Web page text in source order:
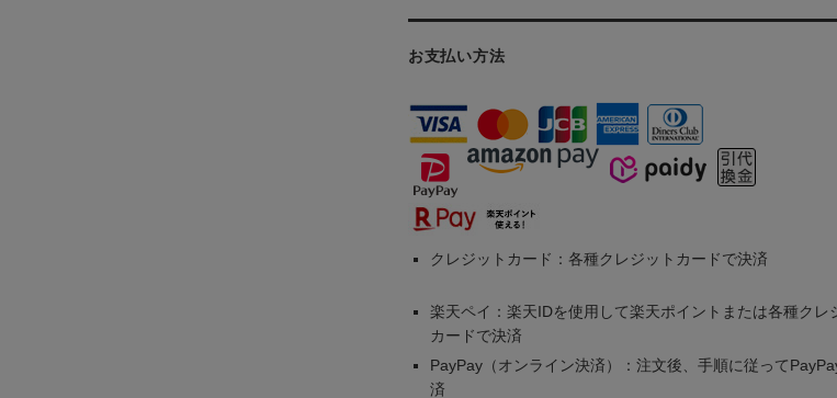
お支払い方法
クレジットカード：各種クレジットカードで決済
楽天ペイ：楽天IDを使用して楽天ポイントまたは各種クレ
カードで決済
PayPay（オンライン決済）：注文後、手順に従って
済